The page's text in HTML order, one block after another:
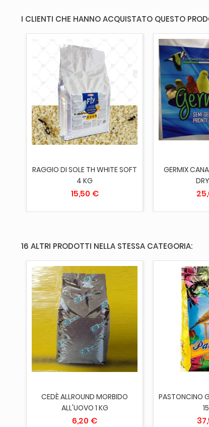
I CLIENTI CHE HANNO ACQUISTATO QUESTO
AGGIUNGI AL CARRELLO
RAGGIO DI SOLE TH WHITE SOFT
4 KG
15,50 €
GERMIX
16 ALTRI PRODOTTI NELLA STESSA CATEGORIA:
ESAURITO
CEDÈ ALLROUND MORBIDO
ALL'UOVO 1 KG
6,20 €
PASTONCINO